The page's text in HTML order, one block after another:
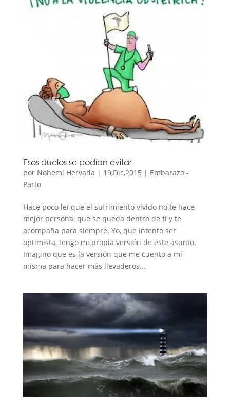
Esos duelos se podían evitar
por Nohemí Hervada | 19,Dic,2015 | Embarazo -
Parto
Hace poco leí que el sufrimiento vivido no te hace
mejor persona, que se queda dentro de ti y te
acompaña para siempre. Yo, que intento ser
optimista, tengo mi propia versión de este asunto.
Imagino que es la versión que me cuento a mí
misma para hacer más llevaderos...